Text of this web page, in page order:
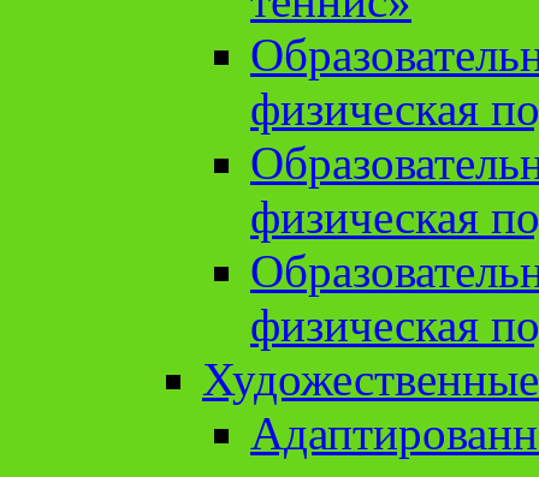
физическая
физическая
физическая
Художественные